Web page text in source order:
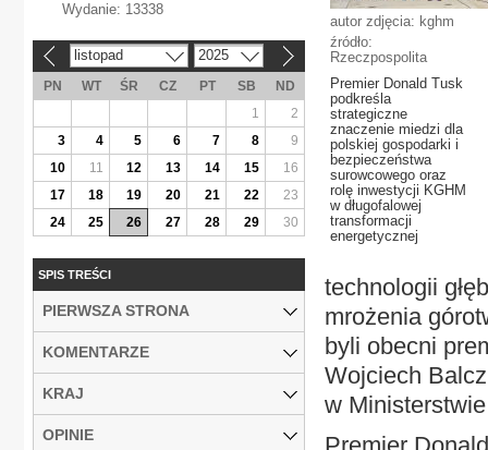
autor zdjęcia: kghm
źródło:
Rzeczpospolita
Premier Donald Tusk
podkreśla
strategiczne
znaczenie miedzi dla
polskiej gospodarki i
bezpieczeństwa
surowcowego oraz
rolę inwestycji KGHM
w długofalowej
transformacji
energetycznej
technologii
mrożenia
byli obecni
Wojciech
w
Wydanie: 13338
listopad 2025
PN WT ŚR CZ PT SB
ND
1
2
3
4 5 6 7 8
9
10
11 12 13 14 15
16
17
18 19 20 21 22
23
24
25 26 27 28 29 30
SPIS TREŚCI
PIERWSZA STRONA
KOMENTARZE
KRAJ
OPINIE